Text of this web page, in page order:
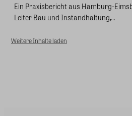
Ein Praxisbericht aus Hamburg-
Leiter Bau und Instandhaltung,...
Weitere Inhalte laden